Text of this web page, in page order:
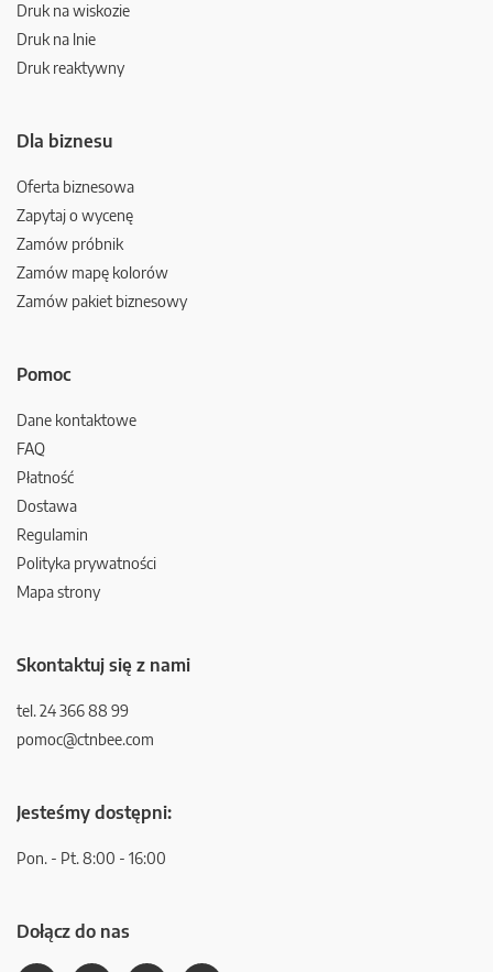
Druk na wiskozie
Druk na lnie
Druk reaktywny
Dla biznesu
Oferta biznesowa
Zapytaj o wycenę
Zamów próbnik
Zamów mapę kolorów
Zamów pakiet biznesowy
Pomoc
Dane kontaktowe
FAQ
Płatność
Dostawa
Regulamin
Polityka prywatności
Mapa strony
Skontaktuj się z nami
tel. 24 366 88 99
pomoc@ctnbee.com
Jesteśmy dostępni:
Pon. - Pt. 8:00 - 16:00
Dołącz do nas